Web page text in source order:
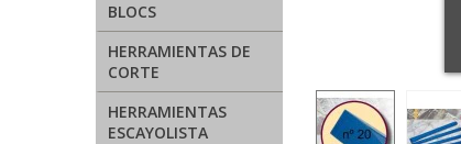
BLOCS
HERRAMIENTAS DE
CORTE
HERRAMIENTAS
ESCAYOLISTA